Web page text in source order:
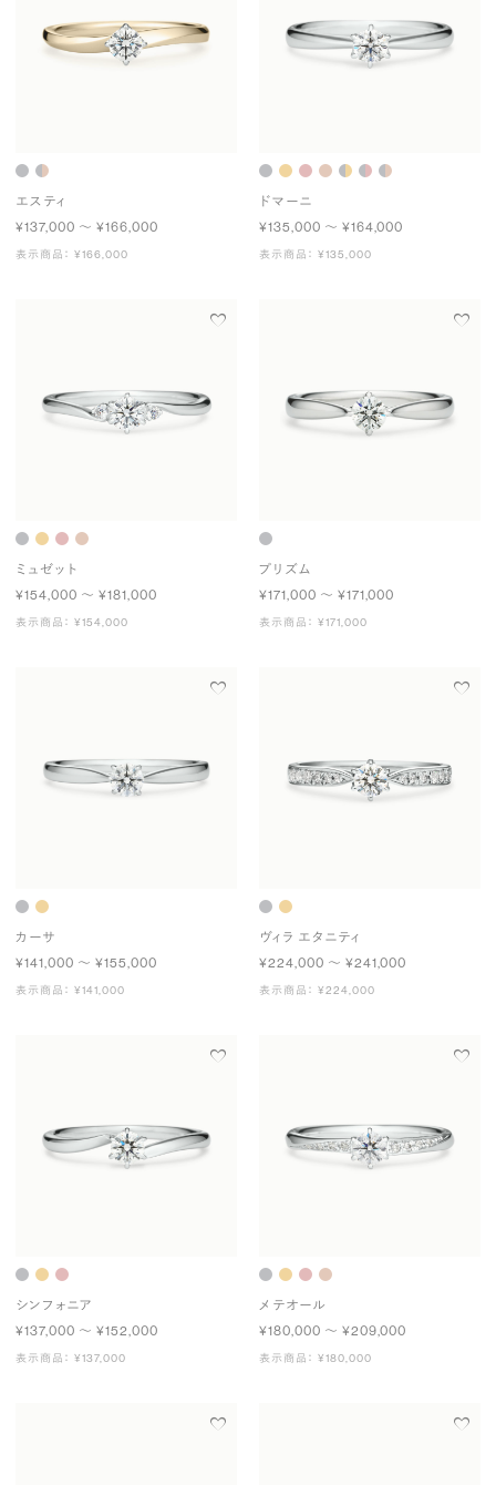
エスティ
¥137,000 〜 ¥166,000
表示商品： ¥166,000
ドマーニ
¥135,000 〜 ¥164,000
表示商品： ¥135,000
ミュゼット
¥154,000 〜 ¥181,000
表示商品： ¥154,000
プリズム
¥171,000 〜 ¥171,000
表示商品： ¥171,000
カーサ
¥141,000 〜 ¥155,000
表示商品： ¥141,000
ヴィラ エタニティ
¥224,000 〜 ¥241,000
表示商品： ¥224,000
シンフォニア
¥137,000 〜 ¥152,000
表示商品： ¥137,000
メテオール
¥180,000 〜 ¥209,000
表示商品： ¥180,000